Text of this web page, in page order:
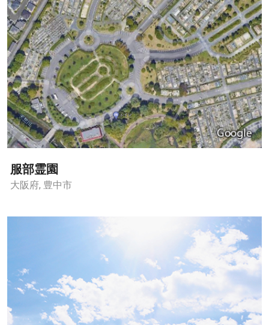
服部霊園
大阪府, 豊中市